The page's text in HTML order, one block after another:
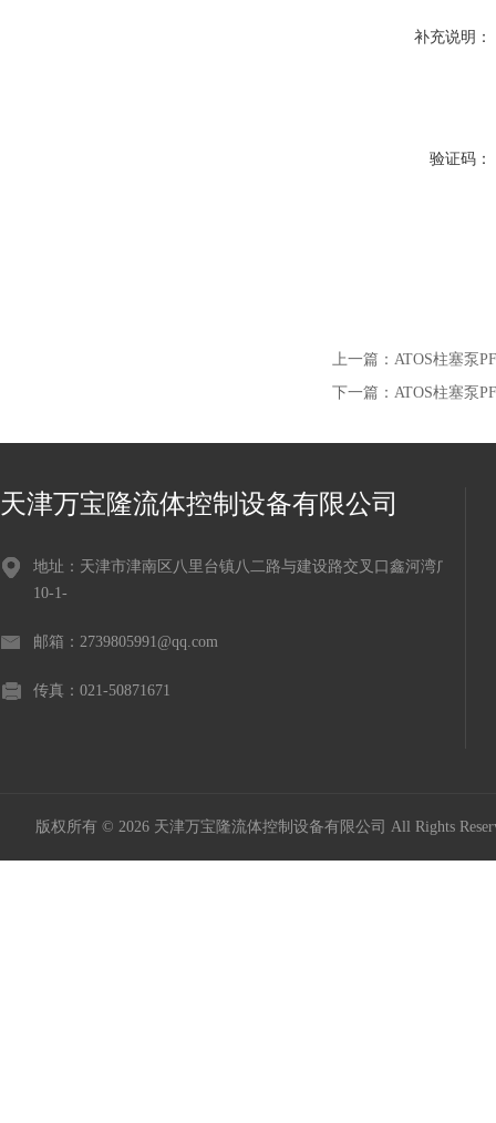
补充说明：
验证码：
上一篇： ATOS柱塞泵
下一篇： ATOS柱塞泵
天津万宝隆流体控制设备有限公司
地址：天津市津南区八里台镇八二路与建设路交叉口鑫河湾广场
10-1-
邮箱：2739805991@qq.com
传真：021-50871671
版权所有 © 2026 天津万宝隆流体控制设备有限公司 All Rights